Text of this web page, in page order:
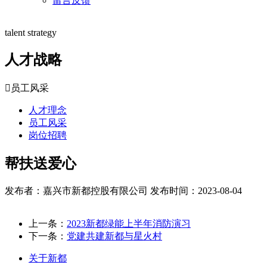
talent strategy
人才战略
 员工风采
人才理念
员工风采
岗位招聘
帮扶送爱心
发布者：嘉兴市新都控股有限公司 发布时间：2023-08-04
上一条： 2023新都绿能上半年消防演习
下一条： 党建共建新都与星火村
关于新都